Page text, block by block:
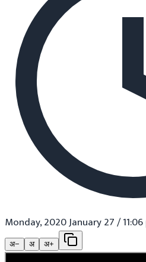
Monday, 2020 January 27 /
अ− अ अ+